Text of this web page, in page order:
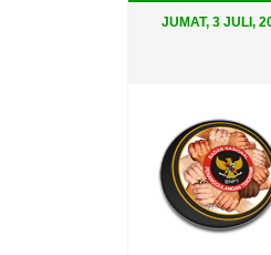
JUMAT, 3 JULI,